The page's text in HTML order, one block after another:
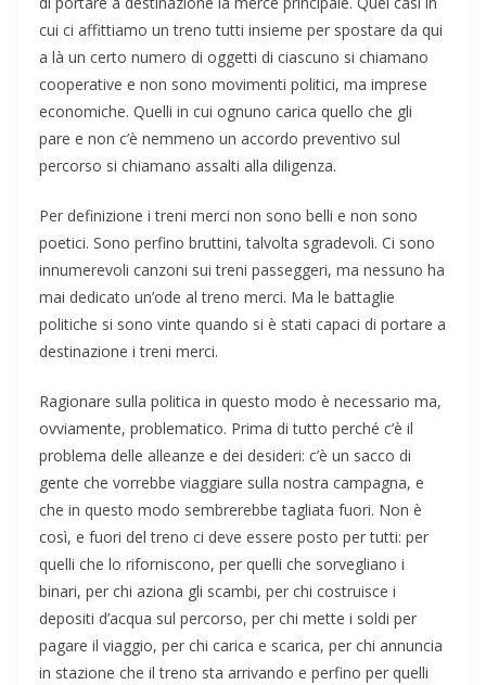
cui ci affittiamo un treno tutti insieme per spostare da qui
a là un certo numero di oggetti di ciascuno si chiamano
cooperative e non sono movimenti politici, ma imprese
economiche. Quelli in cui ognuno carica quello che gli
pare e non c’è nemmeno un accordo preventivo sul
percorso si chiamano assalti alla diligenza.
Per definizione i treni merci non sono belli e non sono
poetici. Sono perfino bruttini, talvolta sgradevoli. Ci sono
innumerevoli canzoni sui treni passeggeri, ma nessuno ha
mai dedicato un’ode al treno merci. Ma le battaglie
politiche si sono vinte quando si è stati capaci di portare a
destinazione i treni merci.
Ragionare sulla politica in questo modo è necessario ma,
ovviamente, problematico. Prima di tutto perché c’è il
problema delle alleanze e dei desideri: c’è un sacco di
gente che vorrebbe viaggiare sulla nostra campagna, e
che in questo modo sembrerebbe tagliata fuori. Non è
così, e fuori del treno ci deve essere posto per tutti: per
quelli che lo riforniscono, per quelli che sorvegliano i
binari, per chi aziona gli scambi, per chi costruisce i
depositi d’acqua sul percorso, per chi mette i soldi per
pagare il viaggio, per chi carica e scarica, per chi annuncia
in stazione che il treno sta arrivando e perfino per quelli